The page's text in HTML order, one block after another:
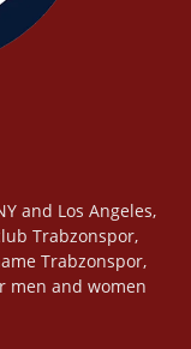
and Los Angeles,
Trabzonspor,
Trabzonspor,
men and women